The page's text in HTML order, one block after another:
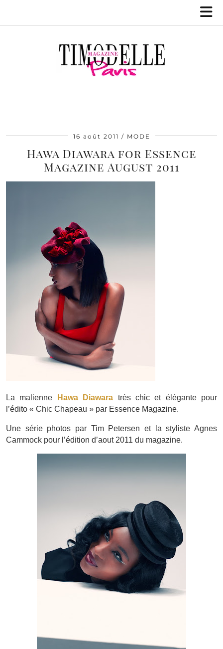
16 août 2011 MODE
Hawa Diawara for Essence
Magazine August 2011
La malienne Hawa Diawara très chic et élégante pour
l’édito « Chic Chapeau » par Essence Magazine.
Une série photos par Tim Petersen et la styliste Agnes
Cammock pour l’édition d’aout 2011 du magazine.